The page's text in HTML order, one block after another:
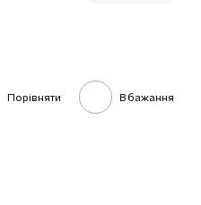
Порівняти В бажання